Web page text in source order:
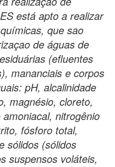
está apto a realizar
que sao
de águas de
(efluentes
mananciais e corpos
pH, alcalinidade
magnésio, cloreto,
nitrogênio
fósforo total,
sólidos (sólidos
suspensos voláteis,